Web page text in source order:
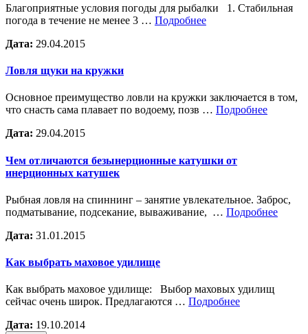
Благоприятные условия погоды для рыбалки 1. Стабильная
погода в течение не менее 3 … Подробнее
Дата: 29.04.2015
Ловля щуки на кружки
Основное преимущество ловли на кружки заключается в том,
что снасть сама плавает по водоему, позв … Подробнее
Дата: 29.04.2015
Чем отличаются безынерционные катушки от
инерционных катушек
Рыбная ловля на спиннинг – занятие увлекательное. Заброс,
подматывание, подсекание, вываживание, … Подробнее
Дата: 31.01.2015
Как выбрать маховое удилище
Как выбрать маховое удилище: Выбор маховых удилищ
сейчас очень широк. Предлагаются … Подробнее
Дата: 19.10.2014